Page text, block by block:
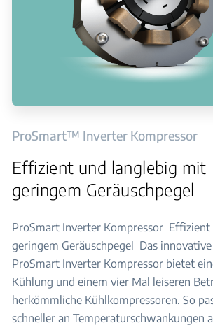
ProSmart™ Inverter Kompressor
Effizient und langlebig mit
geringem Geräuschpegel
ProSmart Inverter Kompressor​
geringem Geräuschpegel​ ​ Das
ProSmart Inverter Kompressor bietet
Kühlung und einem vier Mal leiseren
herkömmliche Kühlkompressoren. So
schneller an Temperaturschwankungen